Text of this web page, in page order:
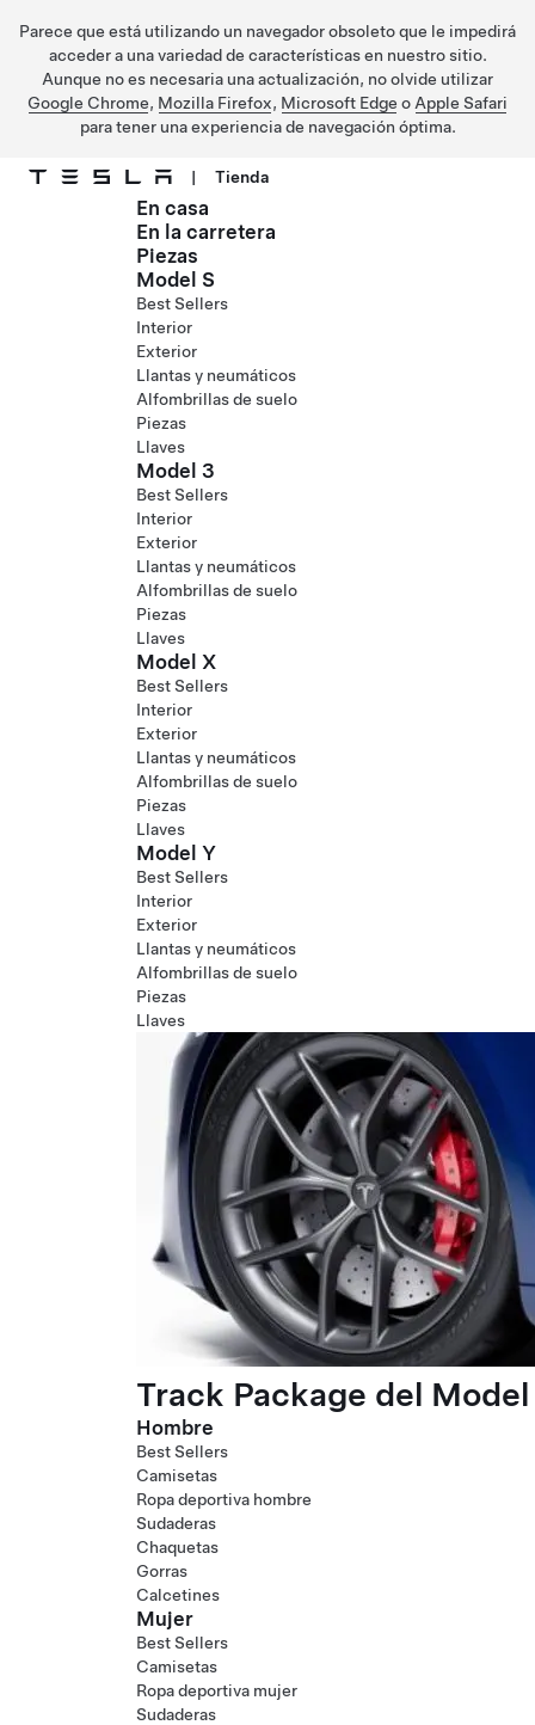
Parece que está utilizando un navegador obsoleto que le impedirá
acceder a una variedad de características en nuestro sitio.
Aunque no es necesaria una actualización, no olvide utilizar
Google Chrome, Mozilla Firefox, Microsoft Edge o Apple Safari
para tener una experiencia de navegación óptima.
Ir al contenido principal
| Tienda
En casa
En la carretera
Piezas
Model S
Best Sellers
Interior
Exterior
Llantas y neumáticos
Alfombrillas de suelo
Piezas
Llaves
Model 3
Best Sellers
Interior
Exterior
Llantas y neumáticos
Alfombrillas de suelo
Piezas
Llaves
Model X
Best Sellers
Interior
Exterior
Llantas y neumáticos
Alfombrillas de suelo
Piezas
Llaves
Model Y
Best Sellers
Interior
Exterior
Llantas y neumáticos
Alfombrillas de suelo
Piezas
Llaves
Track Package del
Hombre
Best Sellers
Camisetas
Ropa deportiva hombre
Sudaderas
Chaquetas
Gorras
Calcetines
Mujer
Best Sellers
Camisetas
Ropa deportiva mujer
Sudaderas